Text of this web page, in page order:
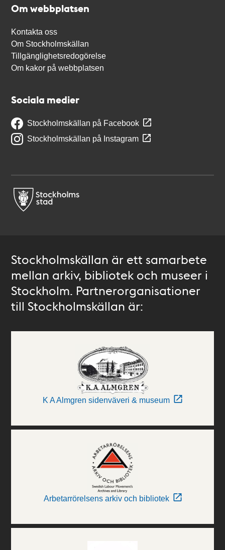
Om webbplatsen
Kontakta oss
Om Stockholmskällan
Tillgänglighetsredogörelse
Om kakor på webbplatsen
Sociala medier
Stockholmskällan på Facebook
Stockholmskällan på Instagram
Stockholmskällan är ett samarbete
mellan arkiv, bibliotek och museer i
Stockholm. Partnerorganisationer
till Stockholmskällan är:
K A Almgren sidenväveri & museum
Arbetarrörelsens arkiv och bibliotek